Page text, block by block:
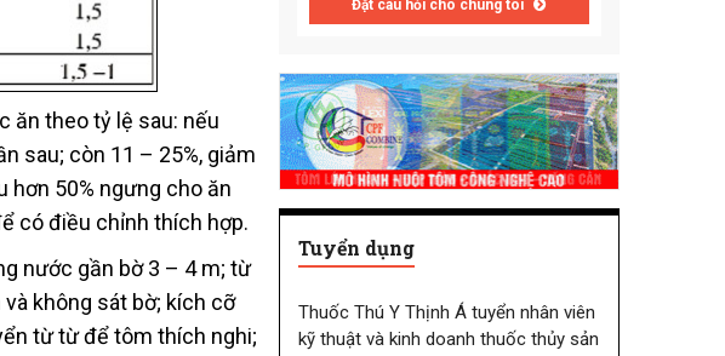
ăn theo tỷ lệ sau: nếu
sau; còn 11 – 25%, giảm
hơn 50% ngưng cho ăn
có điều chỉnh thích hợp.
nước gần bờ 3 – 4 m; từ
không sát bờ; kích cỡ
từ từ để tôm thích nghi;
Đặt câu hỏi cho chúng tôi
Tuyển dụng
Thuốc Thú Y Thịnh Á tuyển nhân viên
kỹ thuật và kinh doanh thuốc thủy sản